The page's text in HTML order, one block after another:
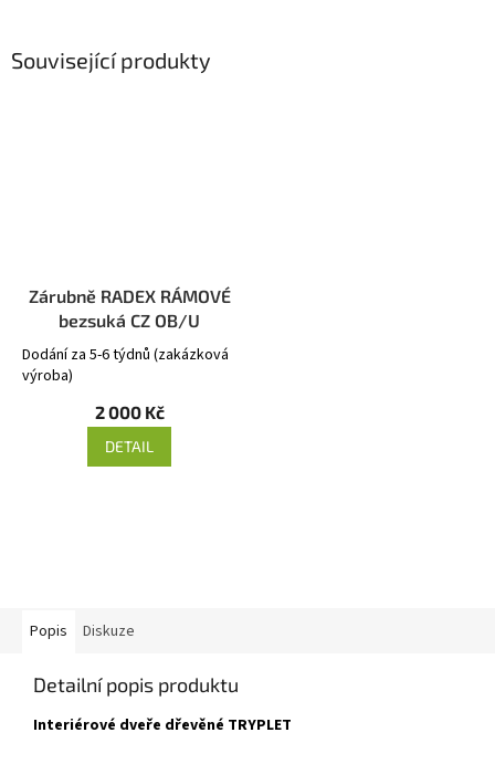
Související produkty
Zárubně RADEX RÁMOVÉ
bezsuká CZ OB/U
Dodání za 5-6 týdnů (zakázková
výroba)
2 000 Kč
DETAIL
Popis Diskuze
Detailní popis produktu
Interiérové dveře dřevěné TRYPLET